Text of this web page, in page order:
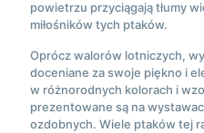
powietrzu przyciągają tłumy
miłośników tych ptaków.
Oprócz walorów lotniczych,
doceniane za swoje piękno i
w różnorodnych kolorach i
prezentowane są na
ozdobnych. Wiele ptaków tej